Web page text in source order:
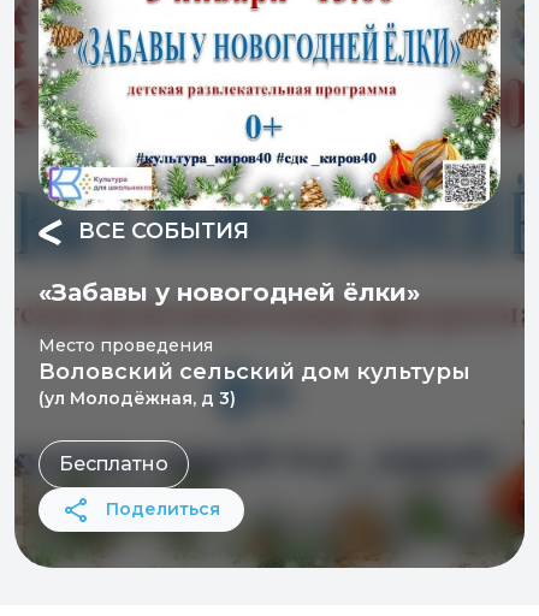
ВСЕ СОБЫТИЯ
«Забавы у новогодней ёлки»
Место проведения
Воловский сельский дом культуры
(ул Молодёжная, д 3)
Бесплатно
Поделиться